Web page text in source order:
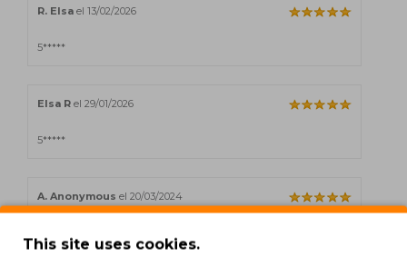
R. Elsa el 13/02/2026
5*****
Elsa R el 29/01/2026
5*****
A. Anonymous el 20/03/2024
This site uses cookies.